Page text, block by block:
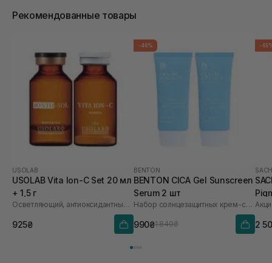
Рекомендованные товары
USOLAB
USOLAB Vita Ion-C Set 20 мл
+ 1,5 г
Осветляющий, антиоксидантный и омолаживающий набор
925₴
-46%
BENTON
BENTON CICA Gel Sunscreen
Serum 2 шт
Набор солнцезащитных крем-сывороток
990₴1 840₴
-
2